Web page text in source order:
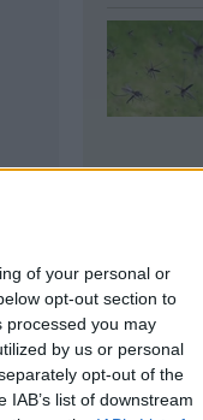
of your personal or
opt-out section to
processed you may
by us or personal
opt-out of the
list of downstream